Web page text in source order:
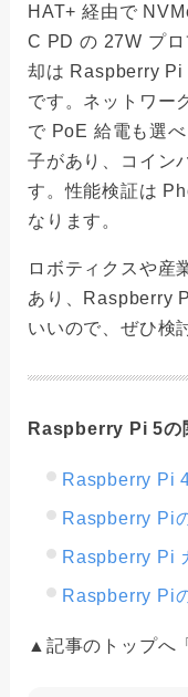
HAT+ 経由で
C PD の 27W プ
却は Raspberry Pi
です。ネットワー
で PoE 給電も選
子があり、コイン
す。性能検証は
なります。
ロボティクスや産
あり、Raspberry
いいので、ぜひ検
Raspberry Pi 5の
Raspberry Pi
Raspberry Pi
Raspberry Pi
Raspberry Pi
▲記事のトップへ「